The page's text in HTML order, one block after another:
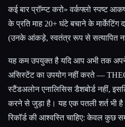
कई बार प्रॉम्प्ट करो» वर्कफ्लो स्पष्ट
के प्रति माह 20+ घंटे बचाने के मार्केटिंग
(उनके आंकड़े, स्वतंत्र रूप से सत्यापित
यह कम उपयुक्त है यदि आप अभी तक
असिस्टेंट का उपयोग नहीं करते —
स्टैंडअलोन एनालिसिस डैशबोर्ड नहीं,
करने से जुड़ा है। यह एक पतली शर्त भी
रिकॉर्ड की आश्वस्ति चाहिए: केवल कुछ